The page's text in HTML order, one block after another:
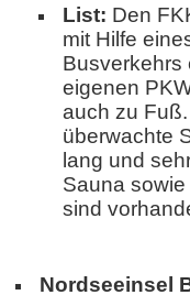
List: Den
mit Hilfe
Busverkehrs
eigenen
auch zu
überwachte
lang und
Sauna
sind
Nordseeinsel